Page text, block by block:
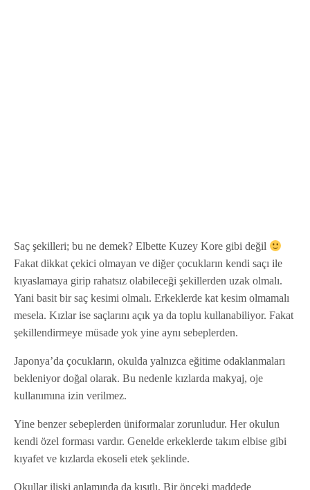
Saç şekilleri; bu ne demek? Elbette Kuzey Kore gibi değil
Fakat dikkat çekici olmayan ve diğer çocukların kendi saçı ile
kıyaslamaya girip rahatsız olabileceği şekillerden uzak olmalı.
Yani basit bir saç kesimi olmalı. Erkeklerde kat kesim olmamalı
mesela. Kızlar ise saçlarını açık ya da toplu kullanabiliyor. Fakat
şekillendirmeye müsade yok yine aynı sebeplerden.
Japonya’da çocukların, okulda yalnızca eğitime odaklanmaları
bekleniyor doğal olarak. Bu nedenle kızlarda makyaj, oje
kullanımına izin verilmez.
Yine benzer sebeplerden üniformalar zorunludur. Her okulun
kendi özel forması vardır. Genelde erkeklerde takım elbise gibi
kıyafet ve kızlarda ekoseli etek şeklinde.
Okullar ilişki anlamında da kısıtlı. Bir önceki maddede